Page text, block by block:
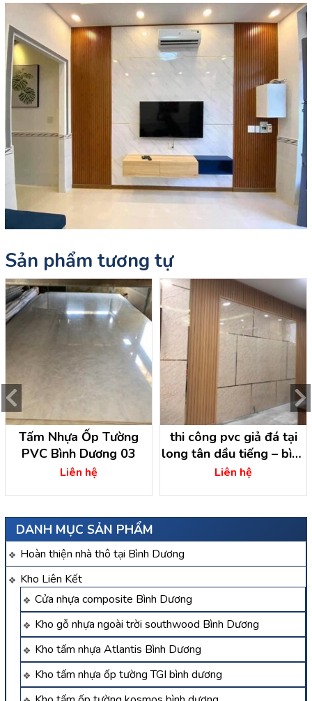
DANH MỤC SẢN PHẨM
Hoàn thiện nhà thô tại Bình Dương
Kho Liên Kết
Cửa nhựa composite Bình Dương
Kho gỗ nhựa ngoài trời southwood Bình Dương
Kho tấm nhựa Atlantis Bình Dương
Kho tấm nhựa ốp tường TGI bình dương
Sản phẩm tương tự
Tấm Nhựa Ốp Tường
PVC Bình Dương 03
Liên hệ
thi công pvc giả đá tại
long tân dầu tiếng – bình
dương
Liên hệ